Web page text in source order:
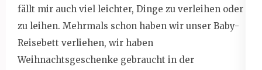
fällt mir auch viel leichter, Dinge zu verleihen oder
zu leihen. Mehrmals schon haben wir unser Baby-
Reisebett verliehen, wir haben
Weihnachtsgeschenke gebraucht in der